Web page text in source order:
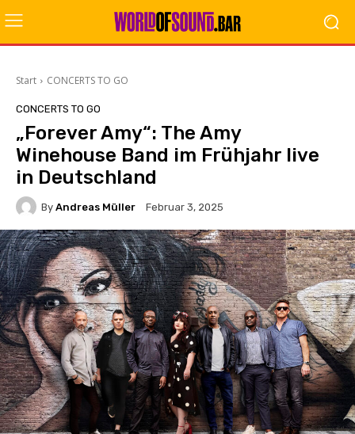
Start CONCERTS TO GO
CONCERTS TO GO
„Forever Amy“: The Amy
Winehouse Band im Frühjahr live
in Deutschland
By Andreas Müller Februar 3, 2025